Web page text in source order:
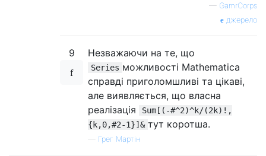
— GamrCorps
джерело
9 Незважаючи на те, що
Series можливості Mathematica
справді приголомшливі та цікаві,
але виявляється, що власна
реалізація
Sum[(-#^2)^k/(2k)!,
{k,0,#2-1}]& тут коротша.
— Грег Мартін